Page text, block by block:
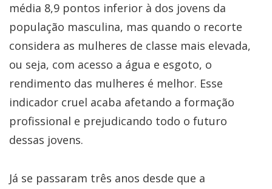
média 8,9 pontos inferior à dos jovens da
população masculina, mas quando o recorte
considera as mulheres de classe mais elevada,
ou seja, com acesso a água e esgoto, o
rendimento das mulheres é melhor. Esse
indicador cruel acaba afetando a formação
profissional e prejudicando todo o futuro
dessas jovens.
Já se passaram três anos desde que a